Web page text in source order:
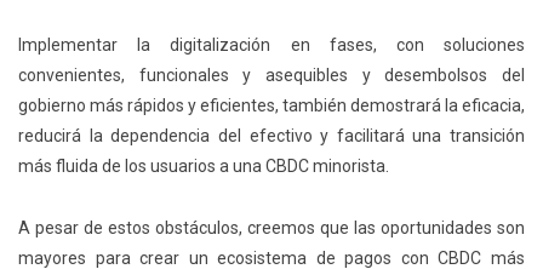
Implementar la digitalización en fases, con soluciones
convenientes, funcionales y asequibles y desembolsos del
gobierno más rápidos y eficientes, también demostrará la eficacia,
reducirá la dependencia del efectivo y facilitará una transición
más fluida de los usuarios a una CBDC minorista.
A pesar de estos obstáculos, creemos que las oportunidades son
mayores para crear un ecosistema de pagos con CBDC más